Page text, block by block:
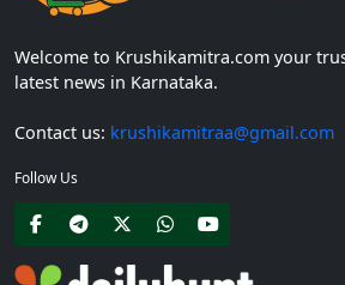
Welcome to Krushikamitra.com your
latest news in Karnataka.
Contact us: krushikamitraa@gmail.com
Follow Us